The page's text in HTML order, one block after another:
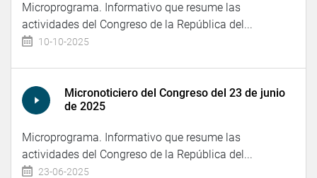
Microprograma. Informativo que resume las
actividades del Congreso de la República del...
10-10-2025
Micronoticiero del Congreso del 23 de junio
de 2025
Microprograma. Informativo que resume las
actividades del Congreso de la República del...
23-06-2025